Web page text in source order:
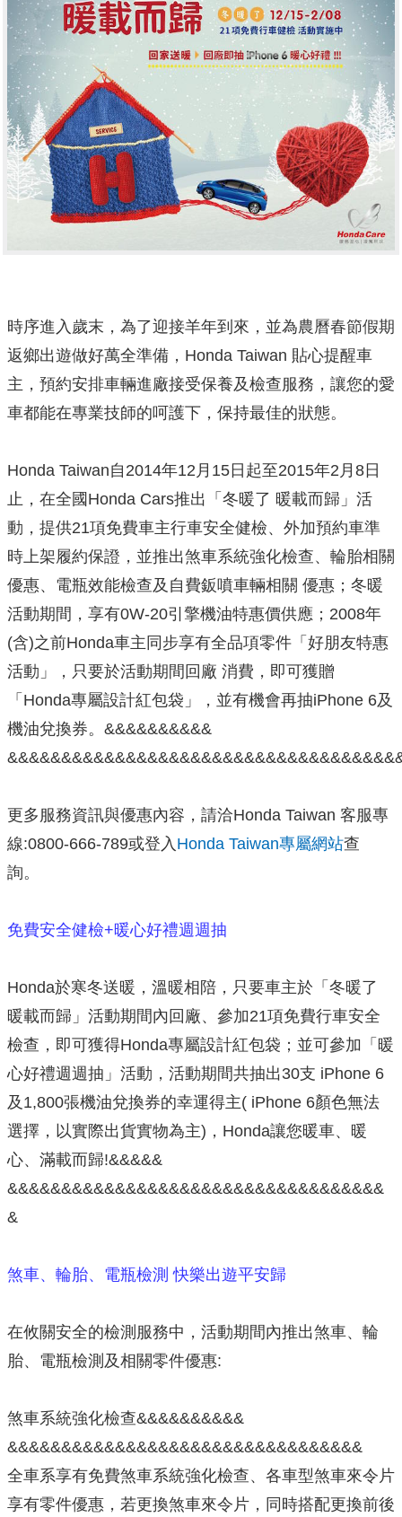
時序進入歲末，為了迎接羊年到來，並為農曆春節假期
返鄉出遊做好萬全準備，Honda Taiwan 貼心提醒車
主，預約安排車輛進廠接受保養及檢查服務，讓您的愛
車都能在專業技師的呵護下，保持最佳的狀態。
Honda Taiwan自2014年12月15日起至2015年2月8日
止，在全國Honda Cars推出「冬暖了 暖載而歸」活
動，提供21項免費車主行車安全健檢、外加預約車準
時上架履約保證，並推出煞車系統強化檢查、輪胎相關
優惠、電瓶效能檢查及自費鈑噴車輛相關 優惠；冬暖
活動期間，享有0W-20引擎機油特惠價供應；2008年
(含)之前Honda車主同步享有全品項零件「好朋友特惠
活動」，只要於活動期間回廠 消費，即可獲贈
「Honda專屬設計紅包袋」，並有機會再抽iPhone 6及
機油兌換券。&&&&&&&&&&
更多服務資訊與優惠內容，請洽Honda Taiwan 客服專
線:0800-666-789或登入 Honda Taiwan專屬網站查
詢。
免費安全健檢+暖心好禮週週抽
Honda於寒冬送暖，溫暖相陪，只要車主於「冬暖了
暖載而歸」活動期間內回廠、參加21項免費行車安全
檢查，即可獲得Honda專屬設計紅包袋；並可參加「暖
心好禮週週抽」活動，活動期間共抽出30支 iPhone 6
及1,800張機油兌換券的幸運得主( iPhone 6顏色無法
選擇，以實際出貨實物為主)，Honda讓您暖車、暖
心、滿載而歸!&&&&&
&&&&&&&&&&&&&&&&&&&&&&&&&&&&&&&&&&&
&
煞車、輪胎、電瓶檢測 快樂出遊平安歸
在攸關安全的檢測服務中，活動期間內推出煞車、輪
胎、電瓶檢測及相關零件優惠:
煞車系統強化檢查&&&&&&&&&&
&&&&&&&&&&&&&&&&&&&&&&&&&&&&&&&&&
全車系享有免費煞車系統強化檢查、各車型煞車來令片
享有零件優惠，若更換煞車來令片，同時搭配更換前後